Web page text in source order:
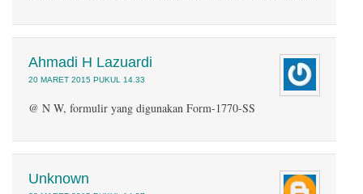
Ahmadi H Lazuardi
20 MARET 2015 PUKUL 14.33
@ N W, formulir yang digunakan Form-1770-SS
Unknown